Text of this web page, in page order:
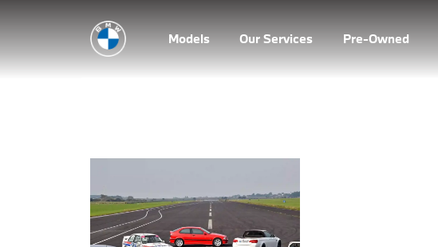
Models Our Services Pre-Owned